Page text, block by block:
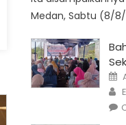
Medan, Sabtu (8/